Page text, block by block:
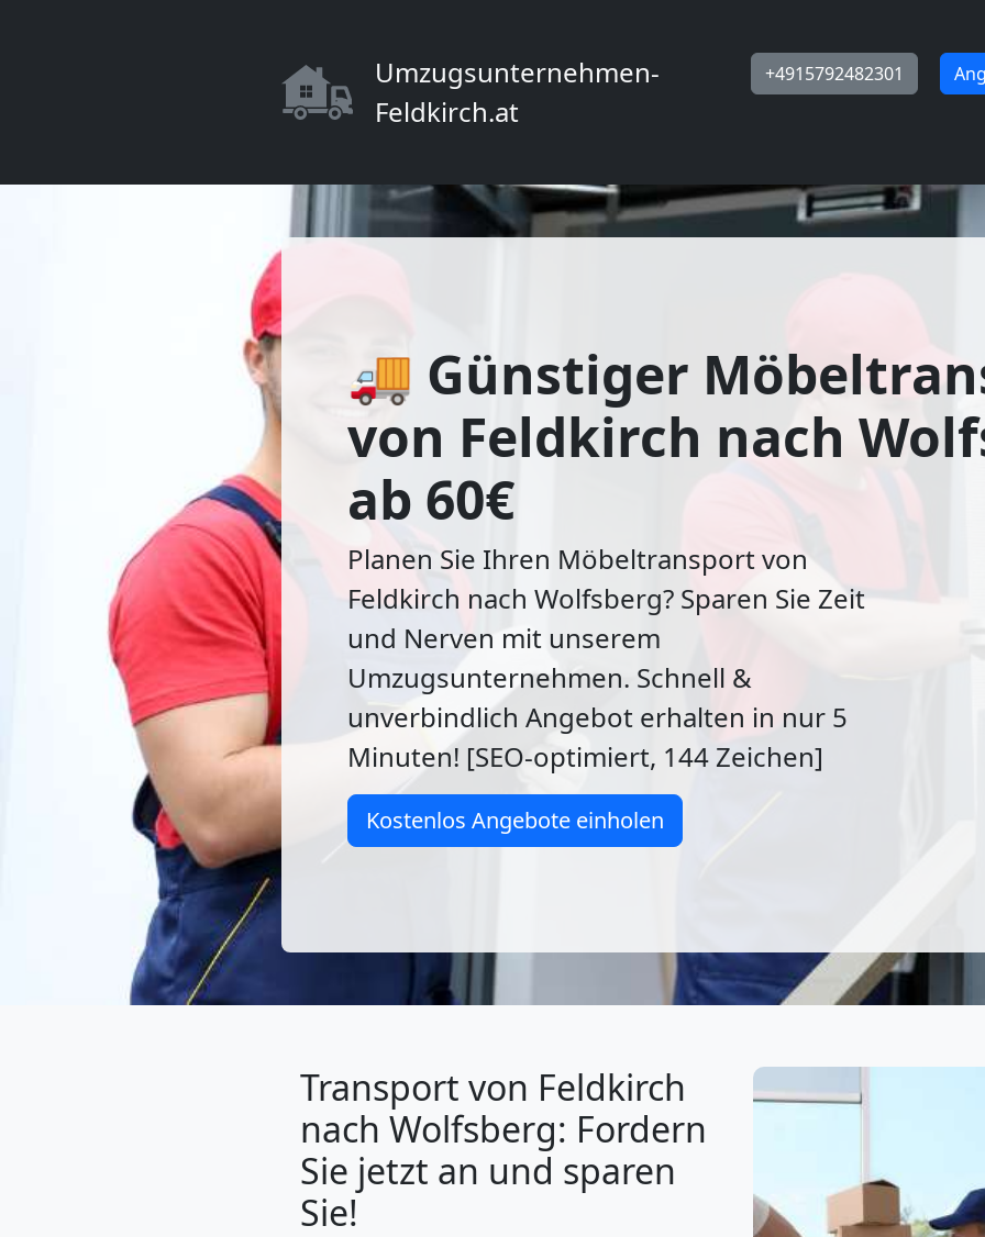
Umzugsunternehmen-
Feldkirch.at
+4915792482301
🚚 Günstiger
von Feldkirch nach
ab 60€
Planen Sie Ihren Möbeltransport von
Feldkirch nach Wolfsberg? Sparen Sie Zeit
und Nerven mit unserem
Umzugsunternehmen. Schnell &
unverbindlich Angebot erhalten in nur 5
Minuten! [SEO-optimiert, 144 Zeichen]
Kostenlos Angebote einholen
Transport von Feldkirch
nach Wolfsberg: Fordern
Sie jetzt an und sparen
Sie!